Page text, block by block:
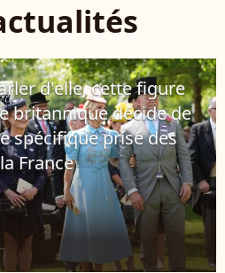
d'elle, cette figure
britannique décide de
spécifique prisé des
France